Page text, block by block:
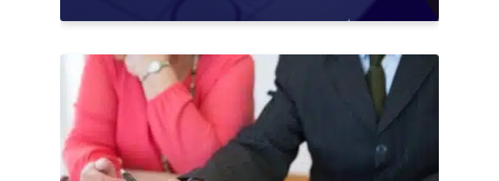
TRANSMISSION DES
PME BELGES